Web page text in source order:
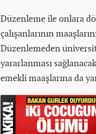
Düzenleme ile onlara
çalışanlarının
Düzenlemeden
yararlanması
emekli maaşlarına da